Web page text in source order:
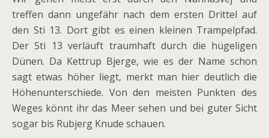
treffen dann ungefähr nach dem ersten Drittel auf
den Sti 13. Dort gibt es einen kleinen Trampelpfad.
Der Sti 13 verläuft traumhaft durch die hügeligen
Dünen. Da Kettrup Bjerge, wie es der Name schon
sagt etwas höher liegt, merkt man hier deutlich die
Höhenunterschiede. Von den meisten Punkten des
Weges könnt ihr das Meer sehen und bei guter Sicht
sogar bis Rubjerg Knude schauen.